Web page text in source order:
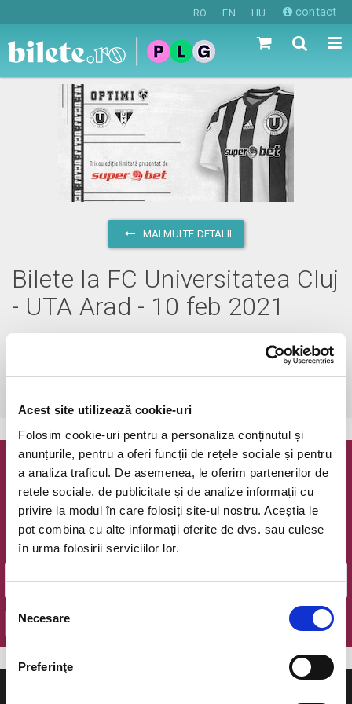
Acest site utilizează cookie-uri
Folosim cookie-uri pentru a personaliza conținutul și
anunțurile, pentru a oferi funcții de rețele sociale și pentru
a analiza traficul. De asemenea, le oferim partenerilor de
rețele sociale, de publicitate și de analize informații cu
privire la modul în care folosiți site-ul nostru. Aceștia le
pot combina cu alte informații oferite de dvs. sau culese
în urma folosirii serviciilor lor.
Selecția
consimțământului
Necesare
Preferinţe
RO EN HU contact
MAI MULTE DETALII
Bilete la FC Universitatea Cluj
- UTA Arad - 10 feb 2021
Newsletter @ Bilete.ro
Oferte exclusive si o editie saptamanala cu cele mai noi
evenimente.
Email
OK